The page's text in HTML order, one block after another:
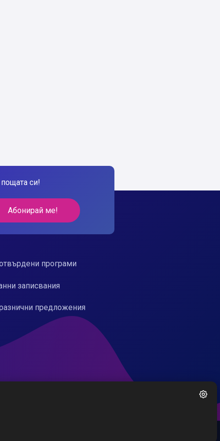
си!
Абонирай ме!
програми
записвания
предложения